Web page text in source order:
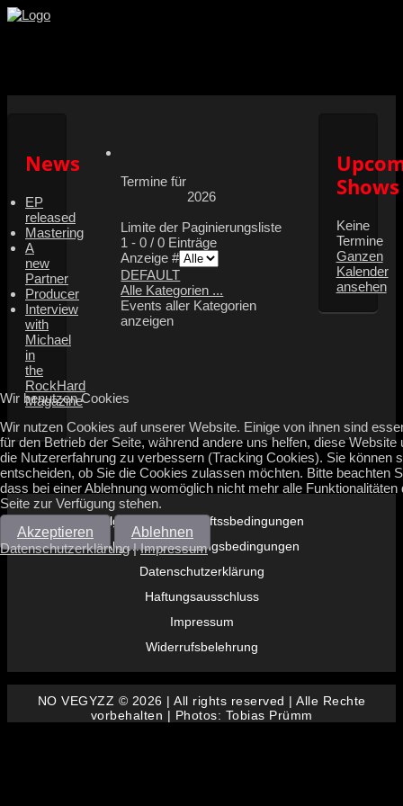
News
EP
released
Mastering
A
new
Partner
Producer
Interview
with
Michael
in
the
RockHard
Magazine
Shows
Keine
Termine
Ganzen
Kalender
ansehen
Termine für
2026
Limite der Paginierungsliste
1 - 0 / 0 Einträge
Anzeige #
DEFAULT
Alle Kategorien ...
Events aller Kategorien
anzeigen
Allgemeine Geschäftssbedingungen
Allgemeine Nutzungsbedingungen
Datenschutzerklärung
Haftungsausschluss
Impressum
Widerrufsbelehrung
NO VEGYZZ © 2026 | All rights reserved | Alle Rechte
vorbehalten | Photos: Tobias Prümm
Wir benutzen Cookies
Wir nutzen Cookies auf unserer Website. Einige von ihnen sind
für den Betrieb der Seite, während andere uns helfen, diese Website
die Nutzererfahrung zu verbessern (Tracking Cookies). Sie können
entscheiden, ob Sie die Cookies zulassen möchten. Bitte beachten
dass bei einer Ablehnung womöglich nicht mehr alle Funktionalitäten
Seite zur Verfügung stehen.
Akzeptieren
Ablehnen
Datenschutzerklärung|Impressum